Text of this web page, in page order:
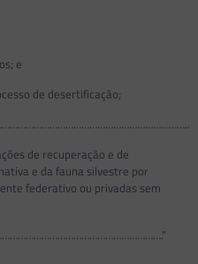
e
de desertificação;
de recuperação e de
e da fauna silvestre por
federativo ou privadas sem